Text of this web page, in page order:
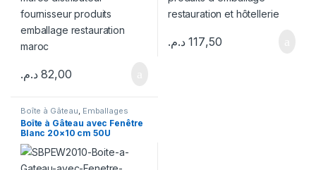
82,00 د.م.
117,50 د.م.
Boîte à Gâteau Emballages
Boîte à Gâteau avec Fenêtre
Blanc 20×10 cm 50U